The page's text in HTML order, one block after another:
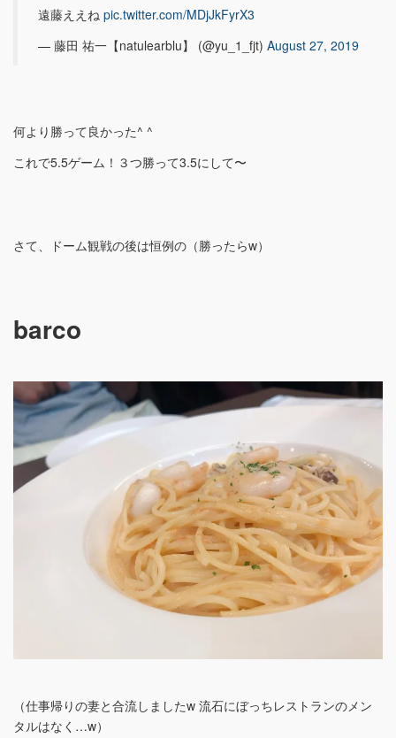
遠藤ええね pic.twitter.com/MDjJkFyrX3
— 藤田 祐一【natulearblu】 (@yu_1_fjt) August 27, 2019
何より勝って良かった^ ^
これで5.5ゲーム！３つ勝って3.5にして〜
さて、ドーム観戦の後は恒例の（勝ったらw）
barco
（仕事帰りの妻と合流しましたw 流石にぼっちレストランのメン
タルはなく…w）